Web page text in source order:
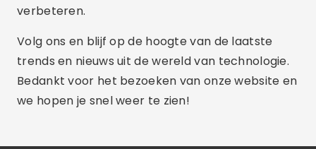
verbeteren.
Volg ons en blijf op de hoogte van de laatste
trends en nieuws uit de wereld van technologie.
Bedankt voor het bezoeken van onze website en
we hopen je snel weer te zien!